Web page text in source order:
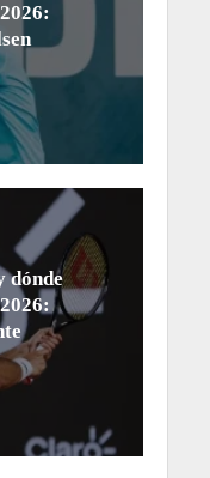
dónde